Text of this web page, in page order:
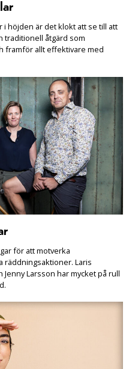
höjden är det klokt att se till att
traditionell åtgärd som
framför allt effektivare med
för att motverka
Laris
Larsson har mycket på rull